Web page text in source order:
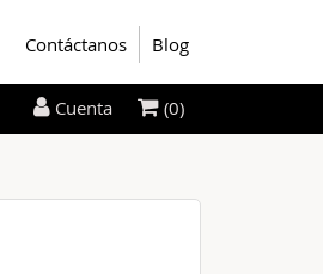
Contáctanos Blog
Cuenta (0)